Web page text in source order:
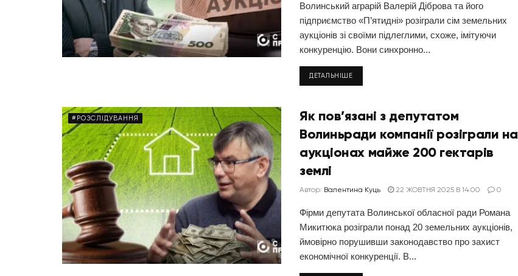
Волинський аграрій Валерій Діброва та його
підприємство «П’ятидні» розіграли сім земельних
аукціонів зі своїми підлеглими, схоже, імітуючи
конкуренцію. Вони синхронно...
ДЕТАЛЬНІШЕ
#РОЗСЛІДУВАННЯ
Як пов’язані з депутатом
Волиньради компанії розіграли на
аукціонах майже 200 гектарів
землі
Автор: Валентина Куць 22 ЖОВТНЯ 2025 В 14:00 0
Фірми депутата Волинської обласної ради Романа
Микитюка розіграли понад 20 земельних аукціонів,
ймовірно порушивши законодавство про захист
економічної конкуренції. В...